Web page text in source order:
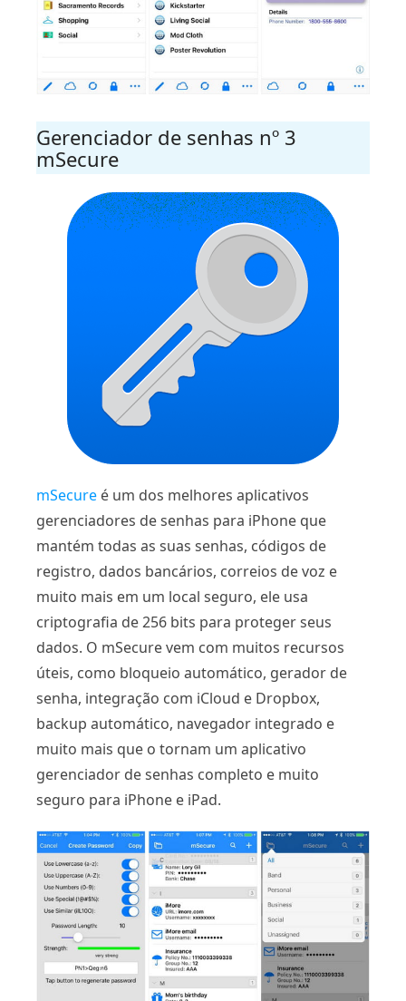
Gerenciador de senhas nº 3
mSecure
mSecure é um dos melhores aplicativos
gerenciadores de senhas para iPhone que
mantém todas as suas senhas, códigos de
registro, dados bancários, correios de voz e
muito mais em um local seguro, ele usa
criptografia de 256 bits para proteger seus
dados. O mSecure vem com muitos recursos
úteis, como bloqueio automático, gerador de
senha, integração com iCloud e Dropbox,
backup automático, navegador integrado e
muito mais que o tornam um aplicativo
gerenciador de senhas completo e muito
seguro para iPhone e iPad.